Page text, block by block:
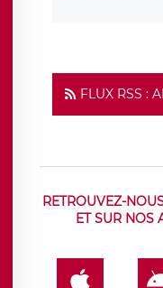
FLUX RSS :
RETROUVEZ-
ET SUR NOS